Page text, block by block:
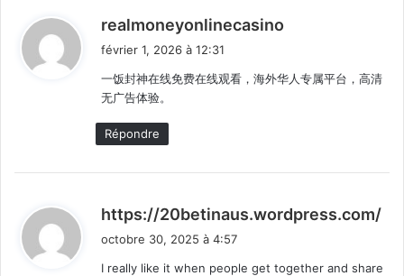
realmoneyonlinecasino
février 1, 2026 à 12:31
一饭封神在线免费在线观看，海外华人专属平台，高清
无广告体验。
Répondre
https://20betinaus.wordpress.com/
octobre 30, 2025 à 4:57
I really like it when people get together and share